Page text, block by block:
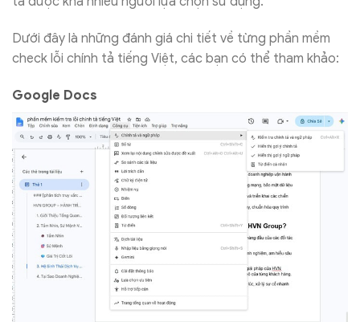
Dưới đây là những đánh giá chi tiết về từng phần mềm
check lỗi chính tả tiếng Việt, các bạn có thể tham khảo:
Google Docs